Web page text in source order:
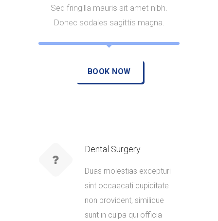
Sed fringilla mauris sit amet nibh.
Donec sodales sagittis magna.
BOOK NOW
Dental Surgery
Duas molestias excepturi
sint occaecati cupiditate
non provident, similique
sunt in culpa qui officia